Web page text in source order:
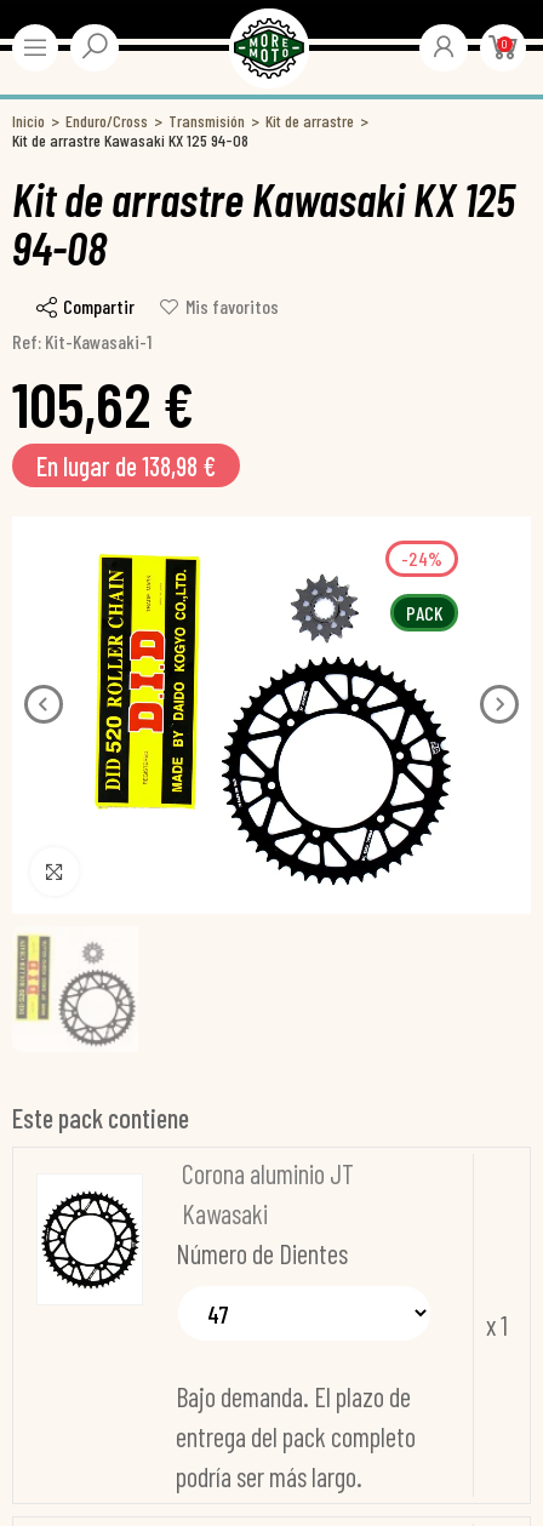
0
Inicio Enduro/Cross Transmisión
Kit de arrastre
Kit de arrastre Kawasaki KX 125 94-08
Kit de arrastre Kawasaki KX 125
94-08
Compartir
Mis favoritos
Ref: Kit-Kawasaki-1
105,62 €
En lugar de 138,98 €
PACK
-24%
Pincha para agrandar
Este pack contiene
Corona aluminio JT
Kawasaki
Número de Dientes
Bajo demanda. El plazo de
entrega del pack completo
podría ser más largo.
x 1